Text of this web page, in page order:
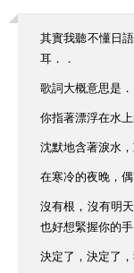
其實我聽不懂日
耳．．
歌詞大概意思是．
你指著漂浮在水
沈默地含著淚水
在寒冷的夜晚，
沒有根，沒有明
也好想緊握你的
決定了，決定了